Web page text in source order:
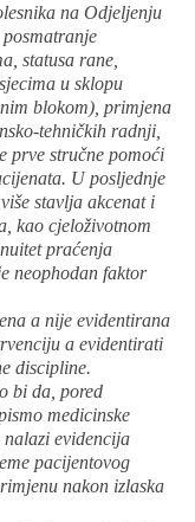
na Odjeljenju
statusa rane,
u sklopu
blokom), primjena
tehničkih radnji,
prve stručne pomoći
U posljednje
stavlja akcenat i
kao cjeloživotnom
praćenja
neophodan faktor
a nije evidentirana
a evidentirati
discipline.
bi da, pored
medicinske
nalazi evidencija
pacijentovog
nakon izlaska